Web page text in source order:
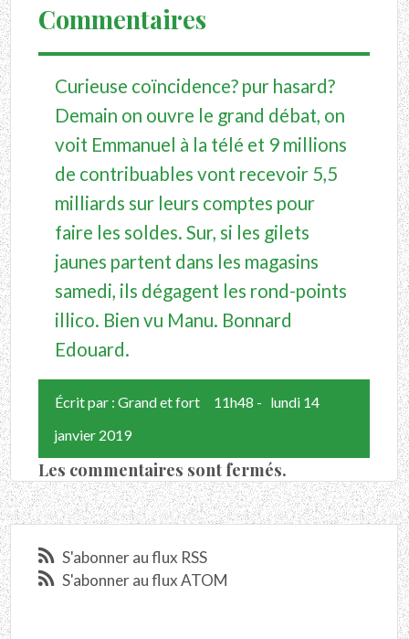
S'abonner au flux RSS
S'abonner au flux ATOM
Commentaires
Curieuse coïncidence? pur hasard?
Demain on ouvre le grand débat, on
voit Emmanuel à la télé et 9 millions
de contribuables vont recevoir 5,5
milliards sur leurs comptes pour
faire les soldes. Sur, si les gilets
jaunes partent dans les magasins
samedi, ils dégagent les rond-points
illico. Bien vu Manu. Bonnard
Edouard.
Écrit par : Grand et fort 11h48 - lundi 14
janvier 2019
Les commentaires sont fermés.